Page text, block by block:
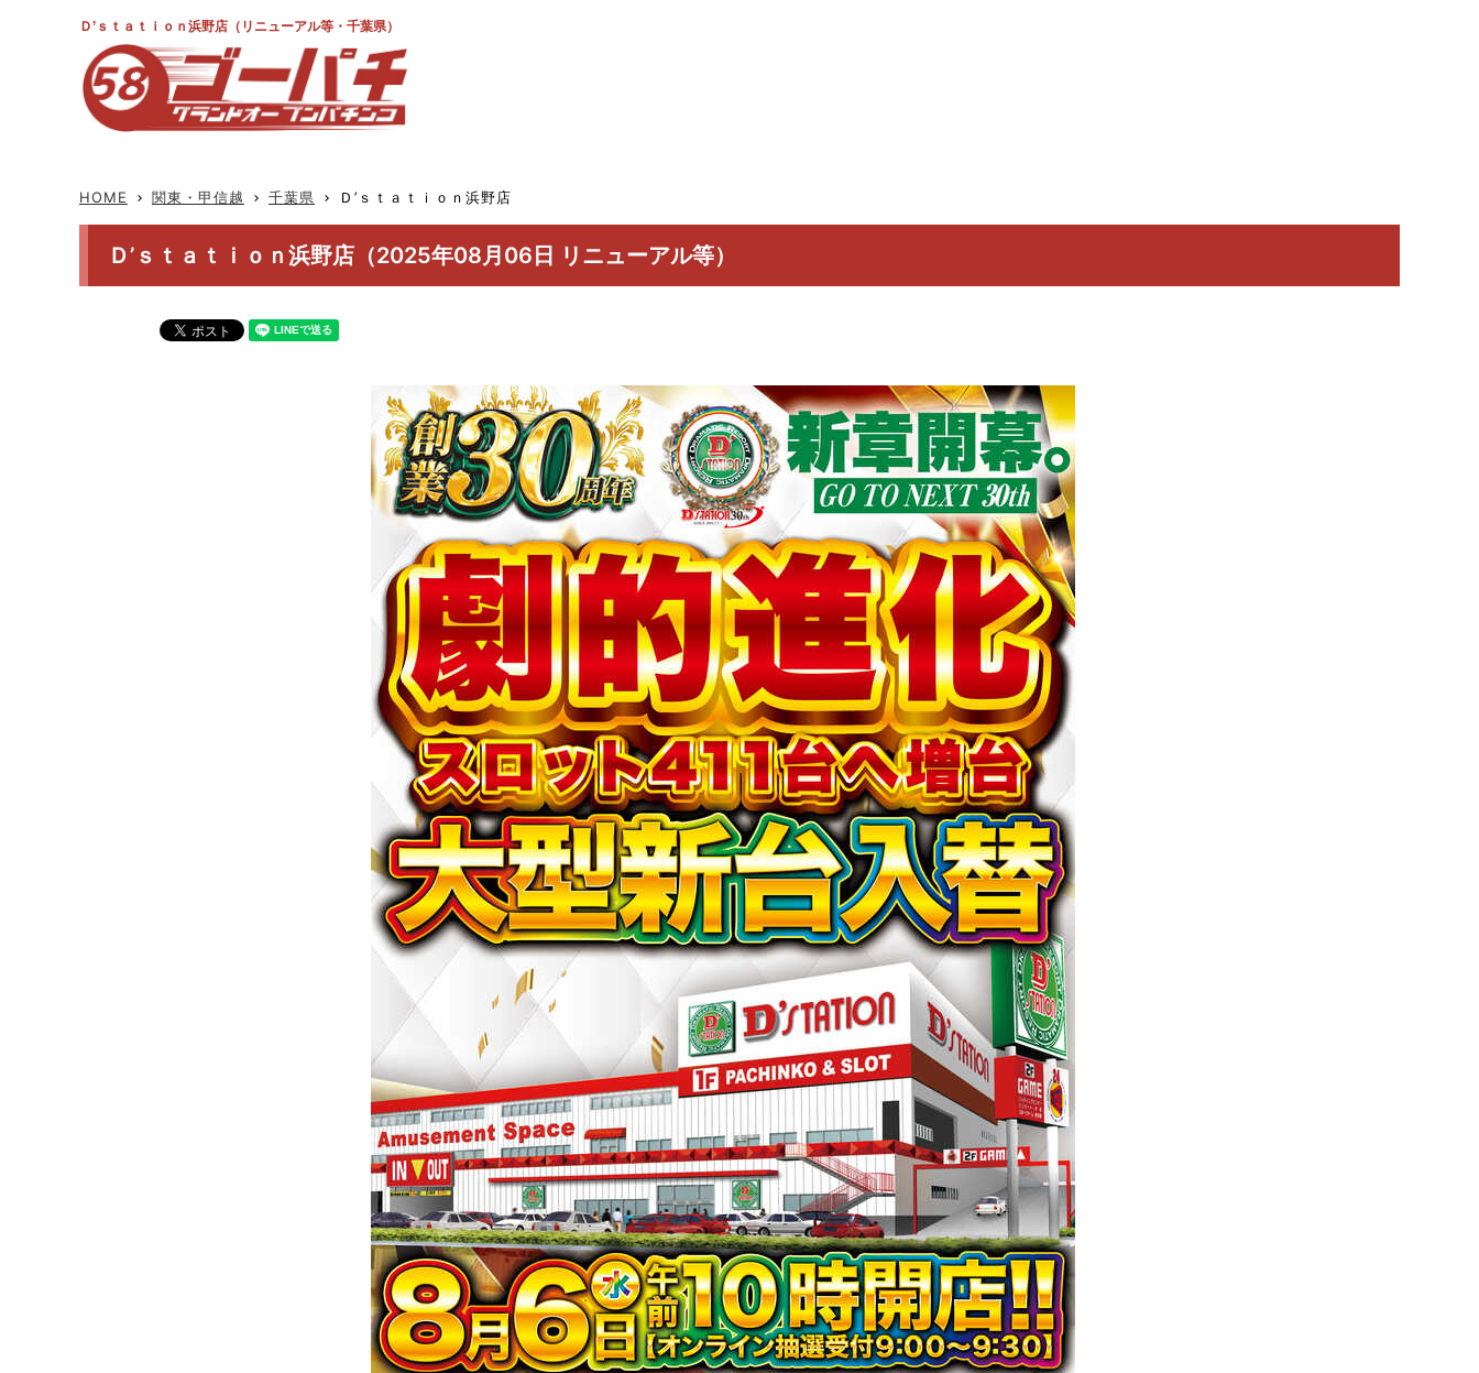
Ｄ’ｓｔａｔｉｏｎ浜野店（リニューアル等・千葉県）
HOME keyboard_arrow_right 関東・甲信越 keyboard_arrow_right 千葉県 keyboard_arrow_right Ｄ’ｓｔａｔｉｏｎ浜野店
Ｄ’ｓｔａｔｉｏｎ浜野店（2025年08月06日 リニューアル等）